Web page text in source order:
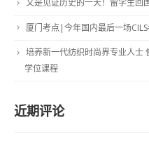
厦门考点|今年国内最后一场
培养新一代纺织时尚界专业人士
学位课程
近期评论